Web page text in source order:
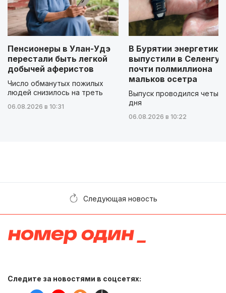
Пенсионеры в Улан-Удэ
перестали быть легкой
добычей аферистов
Число обманутых пожилых
людей снизилось на треть
06.08.2026 в 10:31
В Бурятии энергетики
выпустили в Селенгу
почти полмиллиона
мальков осетра
Выпуск проводился
дня
06.08.2026 в 10:22
Следующая новость
Следите за новостями в соцсетях: